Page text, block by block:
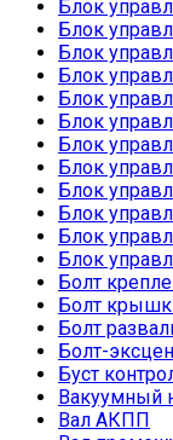
Блок
Блок
Блок
Блок
Блок
Блок
Блок
Блок
Блок
Блок
Блок
Блок
Болт
Болт
Болт
Болт-
Буст
Вакуумный
Вал АКПП